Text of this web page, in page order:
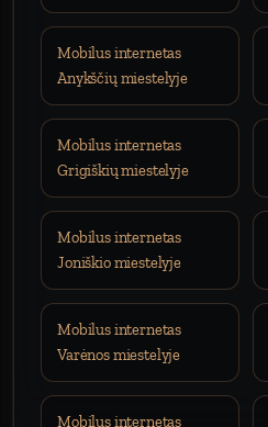
Mobilus internetas
Anykščių miestelyje
Mobilus internetas
Grigiškių miestelyje
Mobilus internetas
Joniškio miestelyje
Mobilus internetas
Varėnos miestelyje
Mobilus internetas